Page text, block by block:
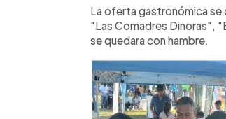
La oferta gastronómica se
"Las Comadres Dinoras",
se quedara con hambre.